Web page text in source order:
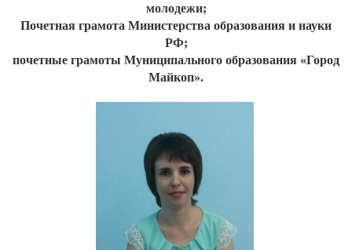
молодежи;
Почетная грамота Министерства образования и науки
РФ;
почетные грамоты Муниципального образования «Город
Майкоп».